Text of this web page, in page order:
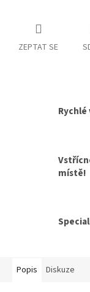
ZEPTAT SE
místě!
Popis Diskuze